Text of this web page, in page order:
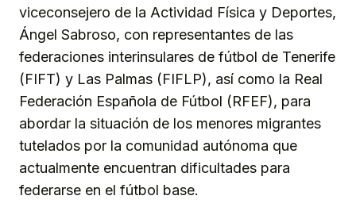
viceconsejero de la Actividad Física y Deportes,
Ángel Sabroso, con representantes de las
federaciones interinsulares de fútbol de Tenerife
(FIFT) y Las Palmas (FIFLP), así como la Real
Federación Española de Fútbol (RFEF), para
abordar la situación de los menores migrantes
tutelados por la comunidad autónoma que
actualmente encuentran dificultades para
federarse en el fútbol base.